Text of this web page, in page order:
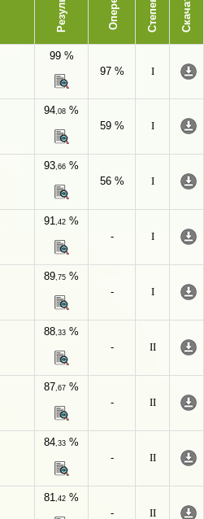
Степень Скачать
99 %
97 %
I
94,08 %
59 %
I
93,66 %
56 %
I
91,42 %
-
I
89,75 %
-
I
88,33 %
-
II
87,67 %
-
II
84,33 %
-
II
81,42 %
-
II